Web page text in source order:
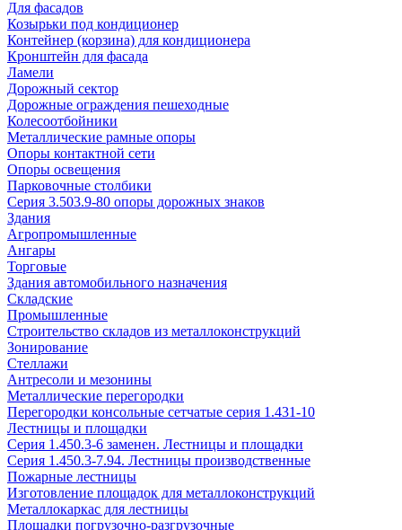
Для фасадов
Козырьки под кондиционер
Контейнер (корзина) для кондиционера
Кронштейн для фасада
Ламели
Дорожный сектор
Дорожные ограждения пешеходные
Колесоотбойники
Металлические рамные опоры
Опоры контактной сети
Опоры освещения
Парковочные столбики
Серия 3.503.9-80 опоры дорожных знаков
Здания
Агропромышленные
Ангары
Торговые
Здания автомобильного назначения
Складские
Промышленные
Строительство складов из металлоконструкций
Зонирование
Стеллажи
Антресоли и мезонины
Металлические перегородки
Перегородки консольные сетчатые серия 1.431-10
Лестницы и площадки
Серия 1.450.3-6 заменен. Лестницы и площадки
Серия 1.450.3-7.94. Лестницы производственные
Пожарные лестницы
Изготовление площадок для металлоконструкций
Металлокаркас для лестницы
Площадки погрузочно-разгрузочные